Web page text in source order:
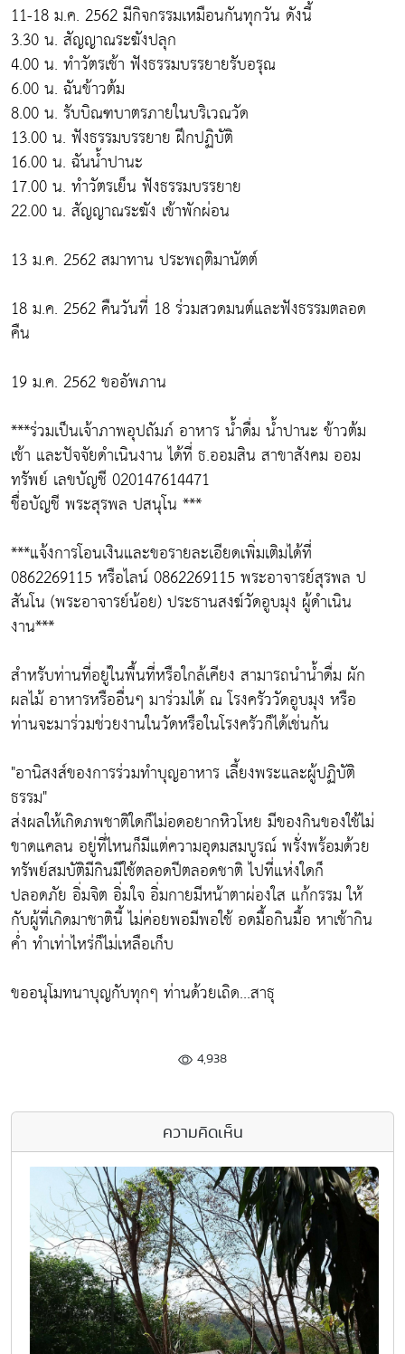
11-18 ม.ค. 2562 มีกิจกรรมเหมือนกันทุกวัน ดังนี้
3.30 น. สัญญาณระฆังปลุก
4.00 น. ทำวัตรเช้า ฟังธรรมบรรยายรับอรุณ
6.00 น. ฉันข้าวต้ม
8.00 น. รับบิณฑบาตรภายในบริเวณวัด
13.00 น. ฟังธรรมบรรยาย ฝึกปฏิบัติ
16.00 น. ฉันน้ำปานะ
17.00 น. ทำวัตรเย็น ฟังธรรมบรรยาย
22.00 น. สัญญาณระฆัง เข้าพักผ่อน
13 ม.ค. 2562 สมาทาน ประพฤติมานัตต์
18 ม.ค. 2562 คืนวันที่ 18 ร่วมสวดมนต์และฟังธรรมตลอด
คืน
19 ม.ค. 2562 ขออัพภาน
***ร่วมเป็นเจ้าภาพอุปถัมภ์ อาหาร น้ำดื่ม น้ำปานะ ข้าวต้ม
เช้า และปัจจัยดำเนินงาน ได้ที่ ธ.ออมสิน สาขาสังคม ออม
ทรัพย์ เลขบัญชี 020147614471
ชื่อบัญชี พระสุรพล ปสนุโน ***
***แจ้งการโอนเงินและขอรายละเอียดเพิ่มเติมได้ที่
0862269115 หรือไลน์ 0862269115 พระอาจารย์สุรพล ป
สันโน (พระอาจารย์น้อย) ประธานสงฆ์วัดอูบมุง ผู้ดำเนิน
งาน***
สำหรับท่านที่อยู่ในพื้นที่หรือใกล้เคียง สามารถนำน้ำดื่ม ผัก
ผลไม้ อาหารหรืออื่นๆ มาร่วมได้ ณ โรงครัววัดอูบมุง หรือ
ท่านจะมาร่วมช่วยงานในวัดหรือในโรงครัวก็ได้เช่นกัน
"อานิสงส์ของการร่วมทำบุญอาหาร เลี้ยงพระและผู้ปฏิบัติ
ธรรม"
ส่งผลให้เกิดภพชาติใดก็ไม่อดอยากหิวโหย มีของกินของใช้ไม่
ขาดแคลน อยู่ที่ไหนก็มีแต่ความอุดมสมบูรณ์ พรั่งพร้อมด้วย
ทรัพย์สมบัติมีกินมีใช้ตลอดปีตลอดชาติ ไปที่แห่งใดก็
ปลอดภัย อิ่มจิต อิ่มใจ อิ่มกายมีหน้าตาผ่องใส แก้กรรม ให้
กับผู้ที่เกิดมาชาตินี้ ไม่ค่อยพอมีพอใช้ อดมื้อกินมื้อ หาเช้ากิน
ค่ำ ทำเท่าไหร่ก็ไม่เหลือเก็บ
ขออนุโมทนาบุญกับทุกๆ ท่านด้วยเถิด...สาธุ
4,938
ความคิดเห็น